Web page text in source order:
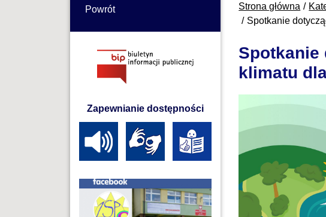
Strona główna
Spotkanie
Spotkanie
klimatu
Powrót
Zapewnianie dostępności